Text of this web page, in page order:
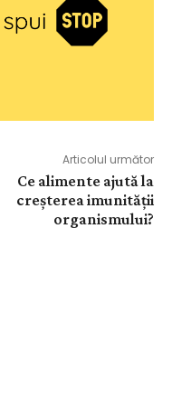
Articolul următor
Ce alimente ajută la
creșterea imunității
organismului?